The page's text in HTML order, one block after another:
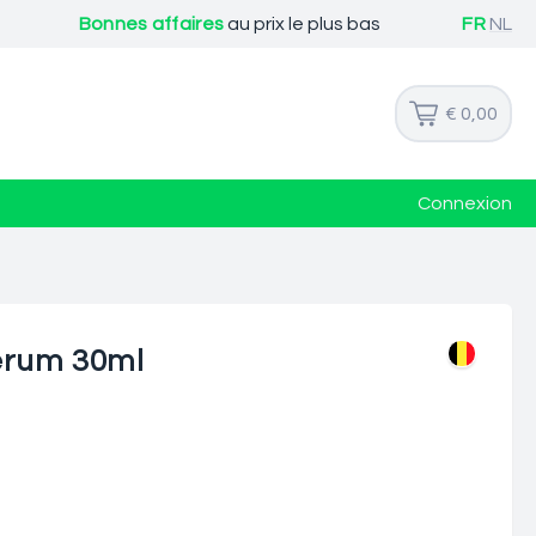
Bonnes affairesau prix le plus bas FR NL
€ 0,00
Connexion
30ml